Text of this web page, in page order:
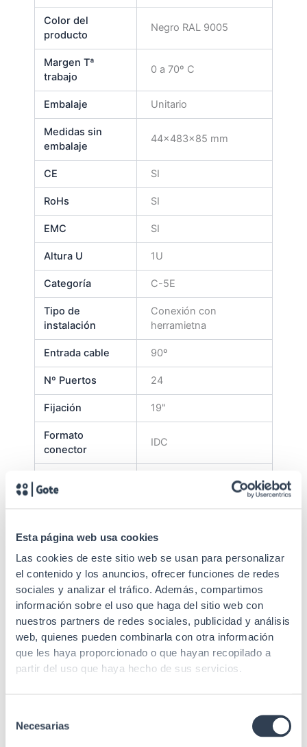
Esta página web usa cookies
Las cookies de este sitio web se usan para personalizar
el contenido y los anuncios, ofrecer funciones de redes
sociales y analizar el tráfico. Además, compartimos
información sobre el uso que haga del sitio web con
nuestros partners de redes sociales, publicidad y análisis
web, quienes pueden combinarla con otra información
que les haya proporcionado o que hayan recopilado a
partir del uso que haya hecho de sus servicios.
Necesarias
Color del
producto
Negro RAL 9005
Margen Tª
trabajo
0 a 70º C
Embalaje Unitario
Medidas sin
embalaje
44x483x85 mm
CE SI
RoHs SI
EMC SI
Altura U 1U
Categoría C-5E
Tipo de
instalación
Conexión con
herramietna
Entrada cable 90º
Nº Puertos 24
Fijación 19"
Formato
conector
IDC
Apantallado
Durabilidad 750 conexiones
Conexión 110
AWG 22-26
Recubrimiento 3µ oro
Panel de
5 mm, Acero SPCC, de
Material de